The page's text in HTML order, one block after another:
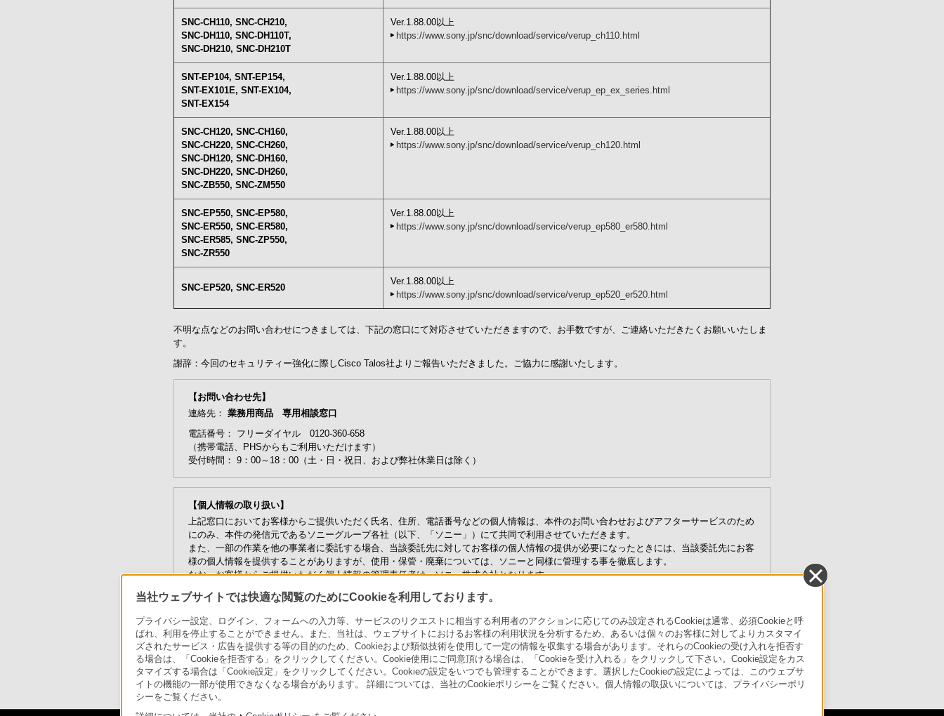
SNC-CH110, SNC-CH210,
SNC-DH110, SNC-DH110T,
SNC-DH210, SNC-DH210T
Ver.1.88.00以上
https://www.sony.jp/snc/download/service/verup_ch110.html
SNT-EP104, SNT-EP154,
SNT-EX101E, SNT-EX104,
SNT-EX154
Ver.1.88.00以上
https://www.sony.jp/snc/download/service/verup_ep_ex_series.html
SNC-CH120, SNC-CH160,
SNC-CH220, SNC-CH260,
SNC-DH120, SNC-DH160,
SNC-DH220, SNC-DH260,
SNC-ZB550, SNC-ZM550
Ver.1.88.00以上
https://www.sony.jp/snc/download/service/verup_ch120.html
SNC-EP550, SNC-EP580,
SNC-ER550, SNC-ER580,
SNC-ER585, SNC-ZP550,
SNC-ZR550
Ver.1.88.00以上
https://www.sony.jp/snc/download/service/verup_ep580_er580.html
SNC-EP520, SNC-ER520
Ver.1.88.00以上
https://www.sony.jp/snc/download/service/verup_ep520_er520.html
不明な点などのお問い合わせにつきましては、下記の窓口にて対応させていただきますので、お手数ですが、ご連絡いただきたくお願いいたしま
す。
謝辞：今回のセキュリティー強化に際しCisco Talos社よりご報告いただきました。ご協力に感謝いたします。
【お問い合わせ先】
連絡先： 業務用商品 専用相談窓口
電話番号： フリーダイヤル 0120-360-658
（携帯電話、PHSからもご利用いただけます）
受付時間： 9：00～18：00（土・日・祝日、および弊社休業日は除く）
【個人情報の取り扱い】
上記窓口においてお客様からご提供いただく氏名、住所、電話番号などの個人情報は、本件のお問い合わせおよびアフターサービスのため
にのみ、本件の発信元であるソニーグループ各社（以下、「ソニー」）にて共同で利用させていただきます。
また、一部の作業を他の事業者に委託する場合、当該委託先に対してお客様の個人情報の提供が必要になったときには、当該委託先にお客
様の個人情報を提供することがありますが、使用・保管・廃棄については、ソニーと同様に管理する事を徹底します。
なお、お客様からご提供いただく個人情報の管理責任者は、ソニー株式会社となります。
その他、ソニーの個人情報保護に関する方針・取り扱い内容につきましては、「
※このたびご提供いただくお客様の個人情報について、照会、修正、消去、または利用停止を希望される場合は、上記窓口にご連絡ください。（消去および利
用停止をされた場合は、利用目的に基づく対応ができない場合がございます）。
ページトップへ
当社ウェブサイトでは快適な閲覧のためにCookieを利用しております。
プライバシー設定、ログイン、フォームへの入力等、サービスのリクエストに相当する利用者のアクションに応じてのみ設定されるCookieは通常、必須Cookieと呼
ばれ、利用を停止することができません。また、当社は、ウェブサイトにおけるお客様の利用状況を分析するため、あるいは個々のお客様に対してよりカスタマイ
ズされたサービス・広告を提供する等の目的のため、Cookieおよび類似技術を使用して一定の情報を収集する場合があります。それらのCookieの受け入れを拒否す
る場合は、「Cookieを拒否する」をクリックしてください。Cookie使用にご同意頂ける場合は、「Cookieを受け入れる」をクリックして下さい。Cookie設定をカス
タマイズする場合は「Cookie設定」をクリックしてください。Cookieの設定をいつでも管理することができます。選択したCookieの設定によっては、このウェブサ
イトの機能の一部が使用できなくなる場合があります。 詳細については、当社のCookieポリシーをご覧ください。個人情報の取扱いについては、プライバシーポリ
シーをご覧ください。